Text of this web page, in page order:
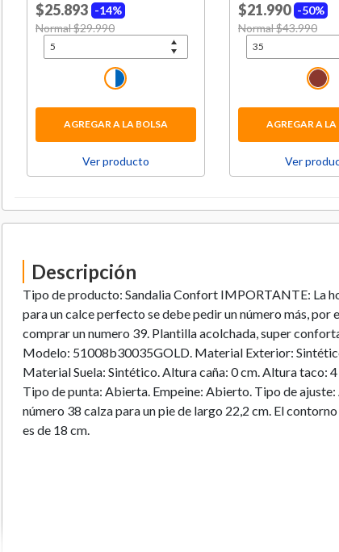
14%
$25.893
Price reduced from
Normal $29.990
AGREGAR A LA BOLSA
Ver producto
50%
$21.990
Price reduced from
Normal $43.990
AGREGAR A LA
Ver
Descripción
Tipo de producto: Sandalia Confort IMPORTANTE: La
para un calce perfecto se debe pedir un número más, por
comprar un numero 39. Plantilla acolchada, super
Modelo: 51008b30035GOLD. Material Exterior:
Material Suela: Sintético. Altura caña: 0 cm. Altura taco:
Tipo de punta: Abierta. Empeine: Abierto. Tipo de
número 38 calza para un pie de largo 22,2 cm. El
es de 18 cm.